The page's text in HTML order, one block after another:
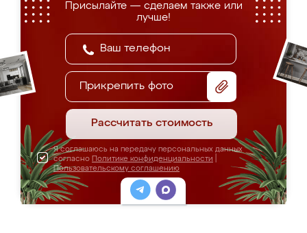
Присылайте — сделаем также или
лучше!
Прикрепить фото
Рассчитать стоимость
Я соглашаюсь на передачу персональных данных
согласно Политике конфиденциальности
Пользовательскому соглашению